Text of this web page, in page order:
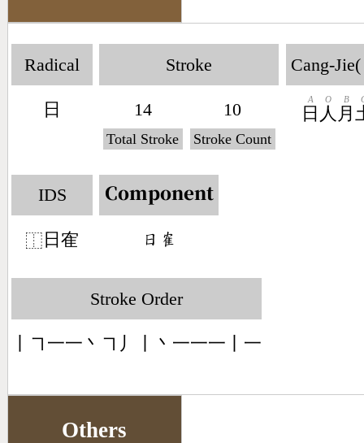
Radical
日
Stroke
14
Total Stroke
10
Stroke Count
Cang-Jie(
日
A
人
O
月
B
IDS
⿰ 日隺
Component
󶃐󶇭
Stroke Order
丨㇕一一丶㇕丿丨丶一一一丨一
Others